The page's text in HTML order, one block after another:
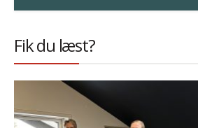
Fik du læst?